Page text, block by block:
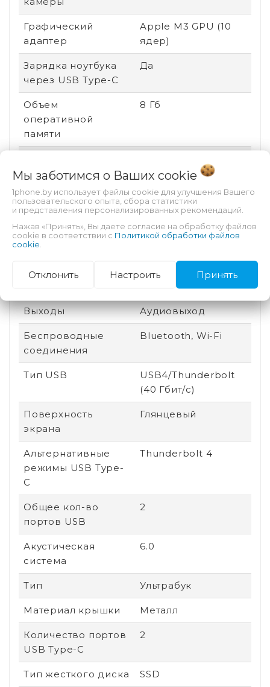
Графический
адаптер
Apple M3 GPU (10
ядер)
Зарядка ноутбука
через USB Type-C
Да
Объем
оперативной
памяти
8 Гб
Встроенный карт-
ридер
Нет
Оптический привод нет привода
Поддержка ввода
Apple MacBook Air
Выходы Аудиовыход
Беспроводные
соединения
Bluetooth, Wi-Fi
Тип USB
USB4/Thunderbolt
(40 Гбит/с)
Поверхность
экрана
Глянцевый
Альтернативные
режимы USB Type-
C
Thunderbolt 4
Общее кол-во
портов USB
2
Акустическая
система
6.0
Тип Ультрабук
Материал крышки Металл
Количество портов
USB Type-C
2
Тип жесткого диска SSD
Мы заботимся о Ваших cookie
1phone.by использует файлы cookie для улучшения Вашего
пользовательского опыта, сбора статистики
и представления персонализированных рекомендаций.
Нажав «Принять», Вы даете согласие на обработку файлов
cookie в соответствии с Политикой обработки файлов
cookie
Отклонить Настроить Принять